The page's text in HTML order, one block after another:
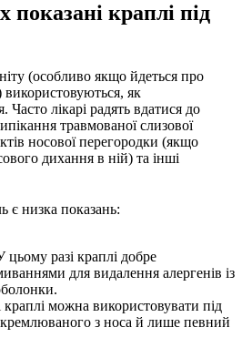
краплі під
(особливо якщо йдеться про
як
лікарі радять вдатися до
травмованої слизової
носової перегородки (якщо
дихання в ній) та інші
є низка показань:
цьому разі краплі добре
для видалення алергенів із
можна використовувати під
з носа й лише певний